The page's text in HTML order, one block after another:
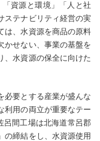
資源と環境」「人と社
ステナビリティ経営の実
は、水資源を商品の原料
かせない、事業の基盤を
、水資源の保全に向けた
必要とする産業が盛んな
利用の両立が重要なテー
呂間工場は北海道常呂郡
の締結をし、水資源使用